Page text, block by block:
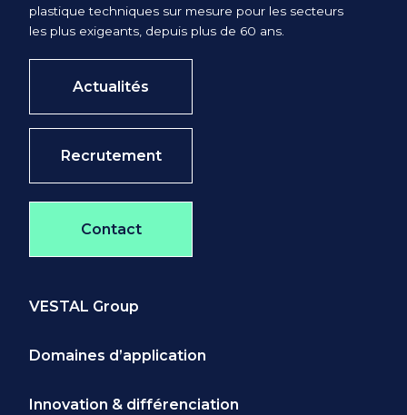
plastique techniques sur mesure pour les secteurs
les plus exigeants, depuis plus de 60 ans.
Actualités
Recrutement
Contact
VESTAL Group
Domaines d’application
Innovation & différenciation